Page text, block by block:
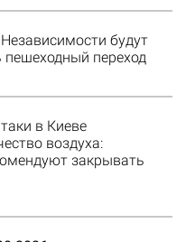
будут
пешеходный переход
в Киеве
воздуха:
закрывать